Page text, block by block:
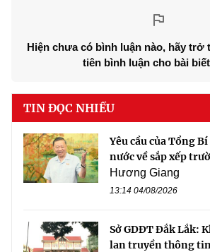
Hiện chưa có bình luận nào, hãy trở
tiên bình luận cho bài
TIN ĐỌC NHIỀU
Yêu cầu của Tổng
nước về sắp xếp
Hương Giang
13:14 04/08/2026
Sở GDĐT Đắk Lắk:
lan truyền thông